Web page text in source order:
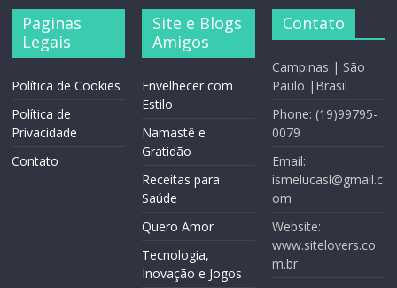
Paginas
Legais
Política de Cookies
Política de
Privacidade
Contato
Site e Blogs
Amigos
Envelhecer com
Estilo
Namastê e
Gratidão
Receitas para
Saúde
Quero Amor
Tecnologia,
Inovação e Jogos
Contato
Campinas | São
Paulo |Brasil
Phone: (19)99795-
0079
Email:
ismelucasl@gmail.c
om
Website:
www.sitelovers.co
m.br